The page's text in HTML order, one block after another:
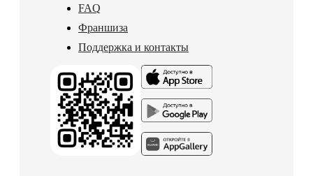
FAQ
Франшиза
Поддержка и контакты